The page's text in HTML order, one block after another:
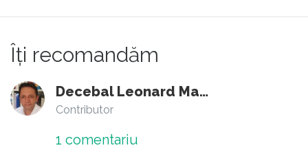
Îți recomandăm
Decebal Leonard Marin
Contributor
1 comentariu